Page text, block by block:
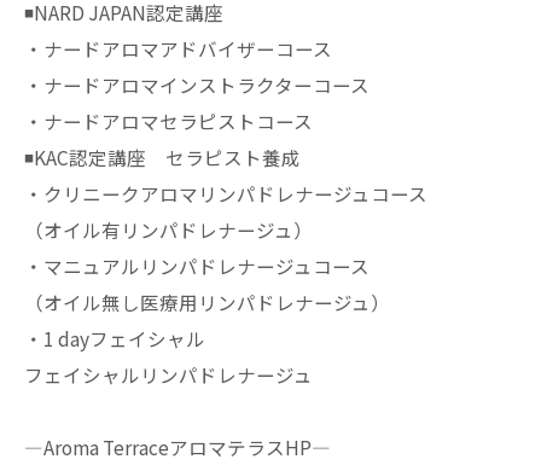
◾️NARD JAPAN認定講座
・ナードアロマアドバイザーコース
・ナードアロマインストラクターコース
・ナードアロマセラピストコース
◾️KAC認定講座 セラピスト養成
・クリニークアロマリンパドレナージュコース
（オイル有リンパドレナージュ）
・マニュアルリンパドレナージュコース
（オイル無し医療用リンパドレナージュ）
・1 dayフェイシャル
フェイシャルリンパドレナージュ
—Aroma TerraceアロマテラスHP—